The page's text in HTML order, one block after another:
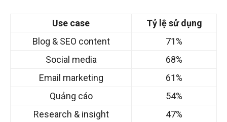
Use case
Tỷ lệ sử dụng
Blog & SEO content
71%
Social media
68%
Email marketing
61%
Quảng cáo
54%
Research & insight
47%